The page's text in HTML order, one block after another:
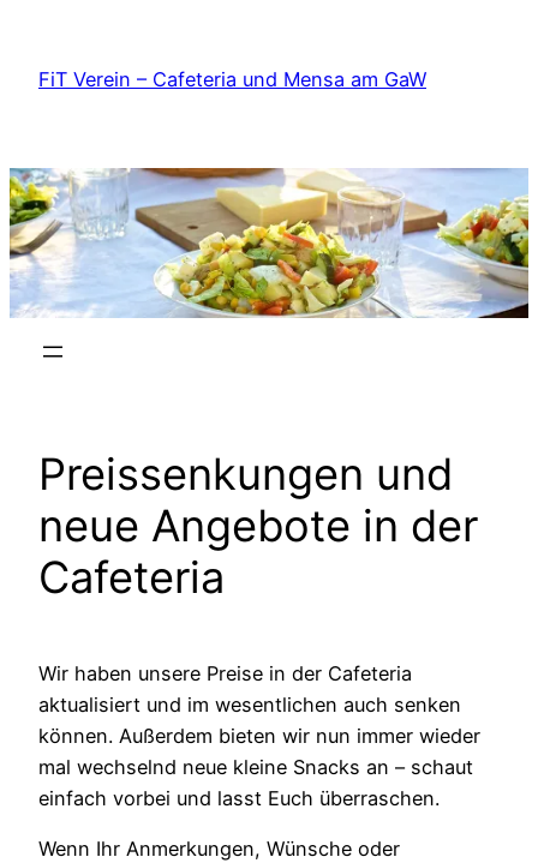
springen
FiT Verein – Cafeteria und Mensa am GaW
Preissenkungen und
neue Angebote in der
Cafeteria
Wir haben unsere Preise in der Cafeteria
aktualisiert und im wesentlichen auch senken
können. Außerdem bieten wir nun immer wieder
mal wechselnd neue kleine Snacks an – schaut
einfach vorbei und lasst Euch überraschen.
Wenn Ihr Anmerkungen, Wünsche oder